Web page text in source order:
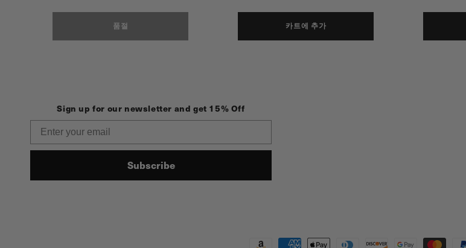
품절 카트에 추가
Sign up for our newsletter and get 15% Off
Subscribe